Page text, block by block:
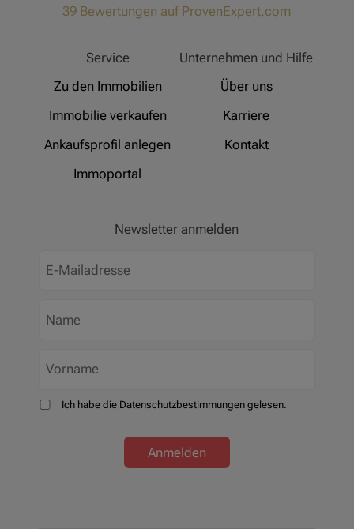
hat4,91
von5
39 Bewertungen auf ProvenExpert.com
Service
Zu den Immobilien
Immobilie verkaufen
Ankaufsprofil anlegen
Immoportal
Unternehmen und Hilfe
Über uns
Karriere
Kontakt
Newsletter anmelden
Ich habe die Datenschutzbestimmungen gelesen.
Anmelden